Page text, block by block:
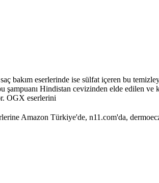
bakım eserlerinde ise sülfat içeren bu
Hindistan cevizinden elde edilen
OGX eserlerini
Amazon Türkiye'de, n11.com'da,